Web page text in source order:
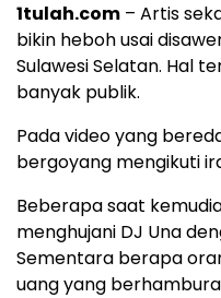
1tulah.com – Artis
bikin heboh usai
Sulawesi Selatan. Hal
banyak publik.
Pada video yang
bergoyang mengikuti
Beberapa saat
menghujani DJ Una
Sementara berapa
uang yang